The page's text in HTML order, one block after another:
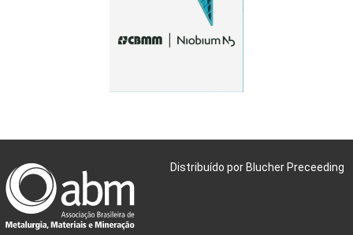
Distribuído por Blucher Preceeding